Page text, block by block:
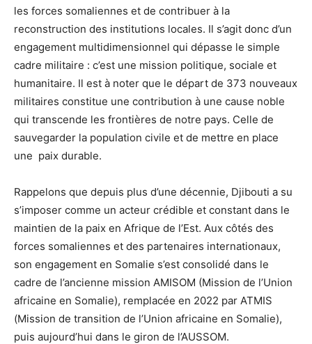
les forces somaliennes et de contribuer à la
reconstruction des institutions locales. Il s’agit donc d’un
engagement multidimensionnel qui dépasse le simple
cadre militaire : c’est une mission politique, sociale et
humanitaire. Il est à noter que le départ de 373 nouveaux
militaires constitue une contribution à une cause noble
qui transcende les frontières de notre pays. Celle de
sauvegarder la population civile et de mettre en place
une paix durable.
Rappelons que depuis plus d’une décennie, Djibouti a su
s’imposer comme un acteur crédible et constant dans le
maintien de la paix en Afrique de l’Est. Aux côtés des
forces somaliennes et des partenaires internationaux,
son engagement en Somalie s’est consolidé dans le
cadre de l’ancienne mission AMISOM (Mission de l’Union
africaine en Somalie), remplacée en 2022 par ATMIS
(Mission de transition de l’Union africaine en Somalie),
puis aujourd’hui dans le giron de l’AUSSOM.